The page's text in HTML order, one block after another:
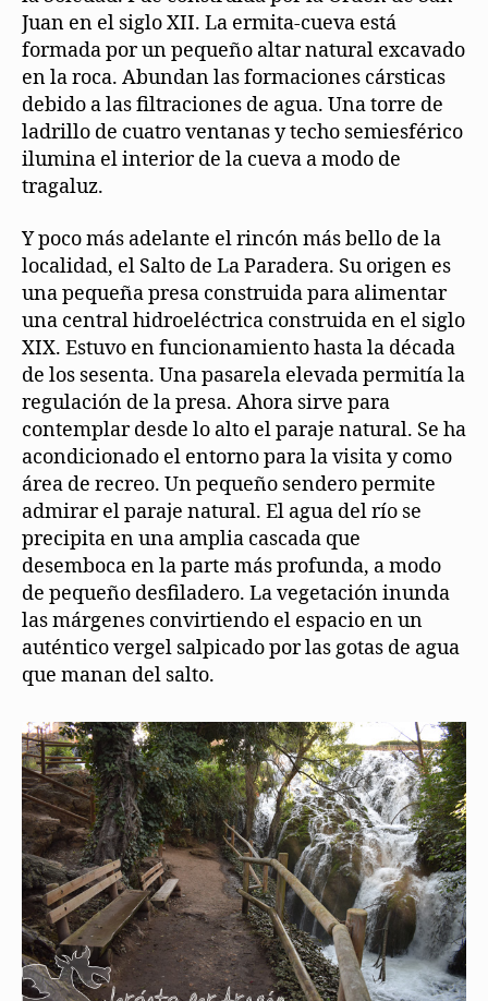
Juan en el siglo XII. La ermita-cueva está
formada por un pequeño altar natural excavado
en la roca. Abundan las formaciones cársticas
debido a las filtraciones de agua. Una torre de
ladrillo de cuatro ventanas y techo semiesférico
ilumina el interior de la cueva a modo de
tragaluz.
Y poco más adelante el rincón más bello de la
localidad, el Salto de La Paradera. Su origen es
una pequeña presa construida para alimentar
una central hidroeléctrica construida en el siglo
XIX. Estuvo en funcionamiento hasta la década
de los sesenta. Una pasarela elevada permitía la
regulación de la presa. Ahora sirve para
contemplar desde lo alto el paraje natural. Se ha
acondicionado el entorno para la visita y como
área de recreo. Un pequeño sendero permite
admirar el paraje natural. El agua del río se
precipita en una amplia cascada que
desemboca en la parte más profunda, a modo
de pequeño desfiladero. La vegetación inunda
las márgenes convirtiendo el espacio en un
auténtico vergel salpicado por las gotas de agua
que manan del salto.